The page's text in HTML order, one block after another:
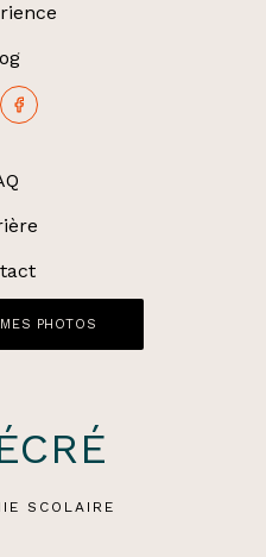
SCOLAIRE
PHOTOS